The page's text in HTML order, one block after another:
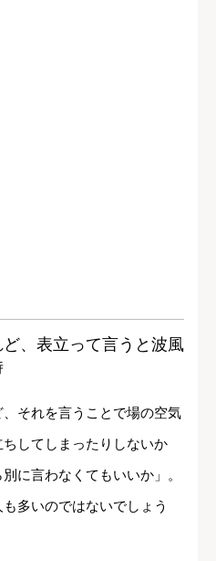
、表立って言うと波風
、それを言うことで場の空気
してしまったりしないか
に言わなくてもいいか」。
多いのではないでしょう